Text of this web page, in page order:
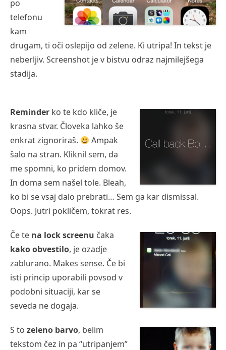
po
telefonu
kam
drugam, ti oči oslepijo od zelene. Ki utripa! In tekst je
neberljiv. Screenshot je v bistvu odraz najmilejšega
stadija.
Reminder ko te kdo kliče, je
krasna stvar. Človeka lahko še
enkrat zignoriraš.
Ampak
šalo na stran. Kliknil sem, da
me spomni, ko pridem domov.
In doma sem našel tole. Bleah,
ko bi se vsaj dalo prebrati… Sem ga kar dismissal.
Oops. Jutri pokličem, tokrat res.
Če te na lock screenu čaka
kako obvestilo, je ozadje
zablurano. Makes sense. Če bi
isti princip uporabili povsod v
podobni situaciji, kar se
seveda ne dogaja.
S to zeleno barvo, belim
tekstom čez in pa “utripanjem”